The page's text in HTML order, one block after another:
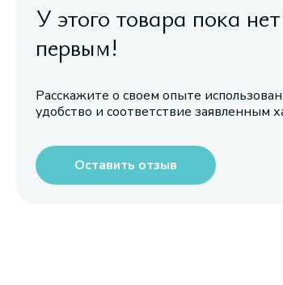
У этого товара пока
первым!
Расскажите о своем опыте
удобство и соответствие заявленным
Оставить отзыв